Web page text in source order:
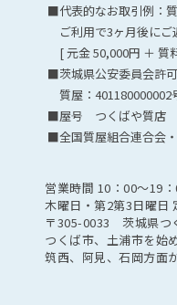
■代表的なお取引例：
ご利用で3ヶ月後に
[ 元金 50,000円 ＋ 質
■茨城県公安委員会許可
質屋：
■屋号 つくばや質店
■全国質屋組合連合会
営業時間 10：00〜19
木曜日・第2第3日曜
〒305-0033 茨城県つ
つくば市、土浦市を始
筑西、阿見、石岡方面